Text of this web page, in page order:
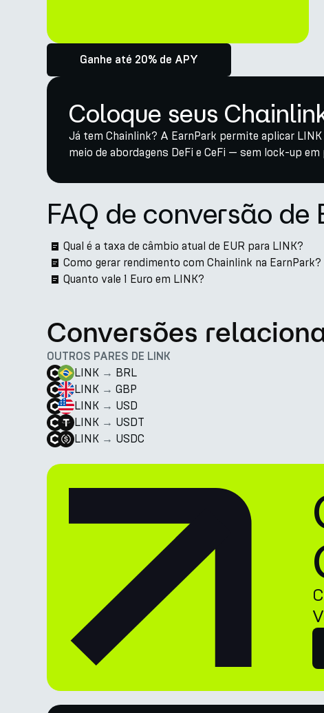
Ganhe até 20% de APY
Coloque seus
Já tem Chainlink? A EarnPark permite aplicar
meio de abordagens DeFi e CeFi — sem lock-up
FAQ de conversão de
Qual é a taxa de câmbio atual de EUR para LINK?
Como gerar rendimento com Chainlink na EarnPark?
Quanto vale 1 Euro em LINK?
Conversões
OUTROS PARES DE LINK
LINK → BRL
LINK → GBP
LINK → USD
LINK → USDT
LINK → USDC